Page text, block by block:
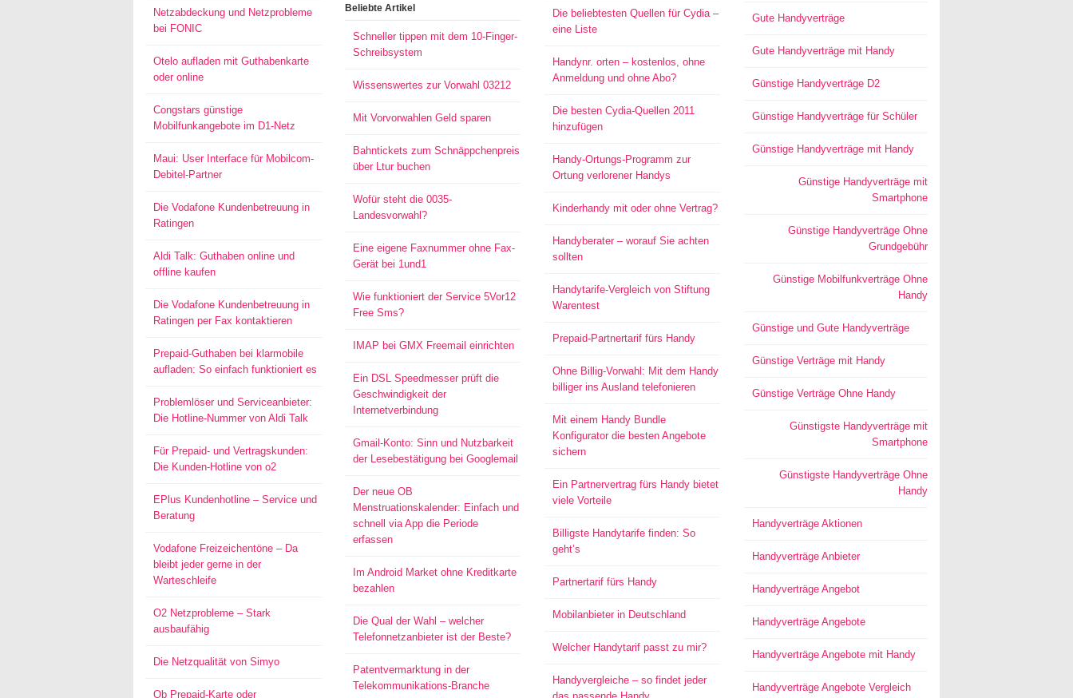
Netzabdeckung und Netzprobleme
bei FONIC
Otelo aufladen mit Guthabenkarte
oder online
Congstars günstige
Mobilfunkangebote im D1-Netz
Maui: User Interface für Mobilcom-
Debitel-Partner
Die Vodafone Kundenbetreuung in
Ratingen
Aldi Talk: Guthaben online und
offline kaufen
Die Vodafone Kundenbetreuung in
Ratingen per Fax kontaktieren
Prepaid-Guthaben bei klarmobile
aufladen: So einfach funktioniert es
Problemlöser und Serviceanbieter:
Die Hotline-Nummer von Aldi Talk
Für Prepaid- und Vertragskunden:
Die Kunden-Hotline von o2
EPlus Kundenhotline – Service und
Beratung
Vodafone Freizeichentöne – Da
bleibt jeder gerne in der
Warteschleife
O2 Netzprobleme – Stark
ausbaufähig
Die Netzqualität von Simyo
Ob Prepaid-Karte oder
Beliebte Artikel
Schneller tippen mit dem 10-Finger-
Schreibsystem
Wissenswertes zur Vorwahl 03212
Mit Vorvorwahlen Geld sparen
Bahntickets zum Schnäppchenpreis
über Ltur buchen
Wofür steht die 0035-
Landesvorwahl?
Eine eigene Faxnummer ohne Fax-
Gerät bei 1und1
Wie funktioniert der Service 5Vor12
Free Sms?
IMAP bei GMX Freemail einrichten
Ein DSL Speedmesser prüft die
Geschwindigkeit der
Internetverbindung
Gmail-Konto: Sinn und Nutzbarkeit
der Lesebestätigung bei Googlemail
Der neue OB
Menstruationskalender: Einfach und
schnell via App die Periode
erfassen
Im Android Market ohne Kreditkarte
bezahlen
Die Qual der Wahl – welcher
Telefonnetzanbieter ist der Beste?
Patentvermarktung in der
Telekommunikations-Branche
Die beliebtesten Quellen für Cydia –
eine Liste
Handynr. orten – kostenlos, ohne
Anmeldung und ohne Abo?
Die besten Cydia-Quellen 2011
hinzufügen
Handy-Ortungs-Programm zur
Ortung verlorener Handys
Kinderhandy mit oder ohne Vertrag?
Handyberater – worauf Sie achten
sollten
Handytarife-Vergleich von Stiftung
Warentest
Prepaid-Partnertarif fürs Handy
Ohne Billig-Vorwahl: Mit dem Handy
billiger ins Ausland telefonieren
Mit einem Handy Bundle
Konfigurator die besten Angebote
sichern
Ein Partnervertrag fürs Handy bietet
viele Vorteile
Billigste Handytarife finden: So
geht’s
Partnertarif fürs Handy
Mobilanbieter in Deutschland
Welcher Handytarif passt zu mir?
Handyvergleiche – so findet jeder
Gute Handyverträge
Gute Handyverträge mit Handy
Günstige Handyverträge D2
Günstige Handyverträge für Schüler
Günstige Handyverträge mit Handy
Günstige Handyverträge mit
Smartphone
Günstige Handyverträge Ohne
Grundgebühr
Günstige Mobilfunkverträge Ohne
Handy
Günstige und Gute Handyverträge
Günstige Verträge mit Handy
Günstige Verträge Ohne Handy
Günstigste Handyverträge mit
Smartphone
Günstigste Handyverträge Ohne
Handy
Handyverträge Aktionen
Handyverträge Anbieter
Handyverträge Angebot
Handyverträge Angebote
Handyverträge Angebote mit Handy
Handyverträge Angebote Vergleich